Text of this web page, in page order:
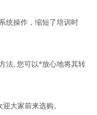
统操作，缩短了培训时
法, 您可以*放心地将其转
大家前来选购。